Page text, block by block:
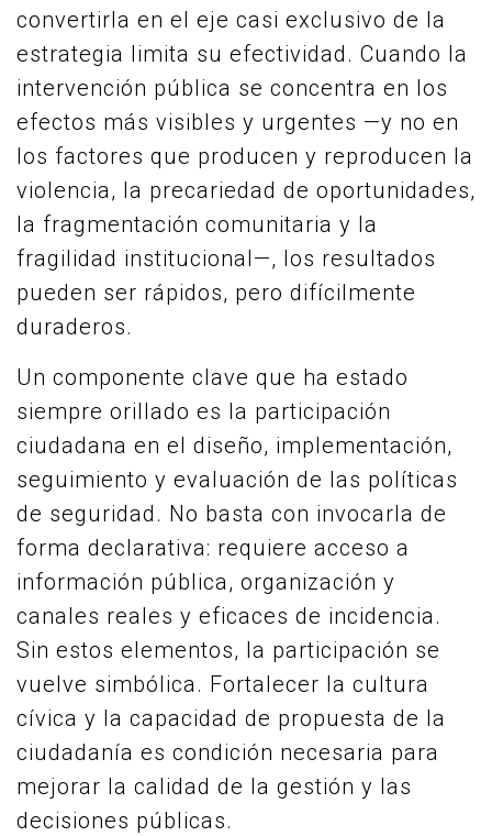
convertirla en el eje casi exclusivo de la
estrategia limita su efectividad. Cuando la
intervención pública se concentra en los
efectos más visibles y urgentes —y no en
los factores que producen y reproducen la
violencia, la precariedad de oportunidades,
la fragmentación comunitaria y la
fragilidad institucional—, los resultados
pueden ser rápidos, pero difícilmente
duraderos.
Un componente clave que ha estado
siempre orillado es la participación
ciudadana en el diseño, implementación,
seguimiento y evaluación de las políticas
de seguridad. No basta con invocarla de
forma declarativa: requiere acceso a
información pública, organización y
canales reales y eficaces de incidencia.
Sin estos elementos, la participación se
vuelve simbólica. Fortalecer la cultura
cívica y la capacidad de propuesta de la
ciudadanía es condición necesaria para
mejorar la calidad de la gestión y las
decisiones públicas.